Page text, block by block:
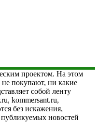
проектом. На этом
не покупают, ни какие
собой ленту
kommersant.ru,
без искажения,
публикуемых новостей